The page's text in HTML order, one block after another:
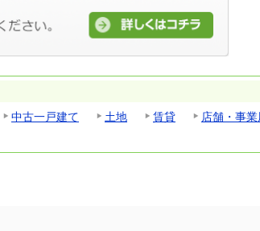
中古一戸建て 土地 賃貸
店舗・事業